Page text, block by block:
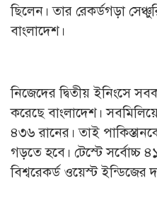
ছিলেন। তার রেকর্ডগড়া
বাংলাদেশ।
নিজেদের দ্বিতীয় ইনিংসে
করেছে বাংলাদেশ।
৪৩৬ রানের। তাই
গড়তে হবে। টেস্টে সর্বোচ্চ
বিশ্বরেকর্ড ওয়েস্ট ইন্ডিজের